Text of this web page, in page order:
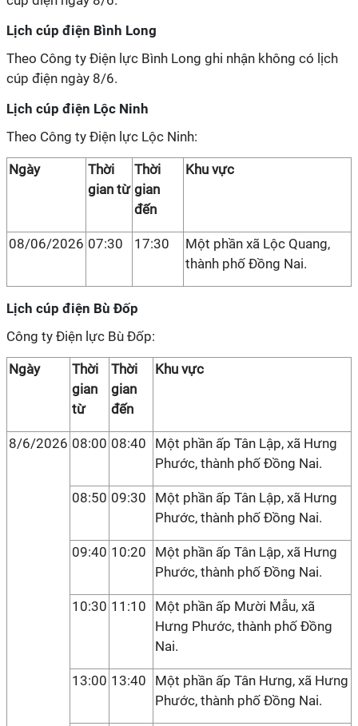
Lịch cúp điện Bình Long
Theo Công ty Điện lực Bình Long ghi nhận không có lịch
cúp điện ngày 8/6.
Lịch cúp điện Lộc Ninh
Theo Công ty Điện lực Lộc Ninh:
Ngày
Thời
gian từ
Thời
gian
đến
Khu vực
08/06/2026 07:30 17:30
Một phần xã Lộc Quang,
thành phố Đồng Nai.
Lịch cúp điện Bù Đốp
Công ty Điện lực Bù Đốp:
Ngày
Thời
gian
từ
Thời
gian
đến
Khu vực
8/6/2026 08:00 08:40
Một phần ấp Tân Lập, xã Hưng
Phước, thành phố Đồng Nai.
08:50 09:30
Một phần ấp Tân Lập, xã Hưng
Phước, thành phố Đồng Nai.
09:40 10:20
Một phần ấp Tân Lập, xã Hưng
Phước, thành phố Đồng Nai.
10:30 11:10
Một phần ấp Mười Mẫu, xã
Hưng Phước, thành phố Đồng
Nai.
13:00 13:40
Một phần ấp Tân Hưng, xã Hưng
Phước, thành phố Đồng Nai.